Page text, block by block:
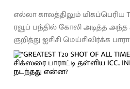
எல்லா காலத்திலும்
ரவூப் பந்தில் கோலி அடித்த
குறித்து ஐசிசி மெய்சிலிர்க்க